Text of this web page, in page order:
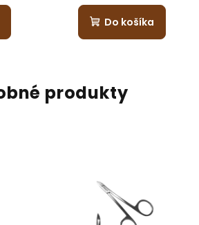
Do košíka
produkty